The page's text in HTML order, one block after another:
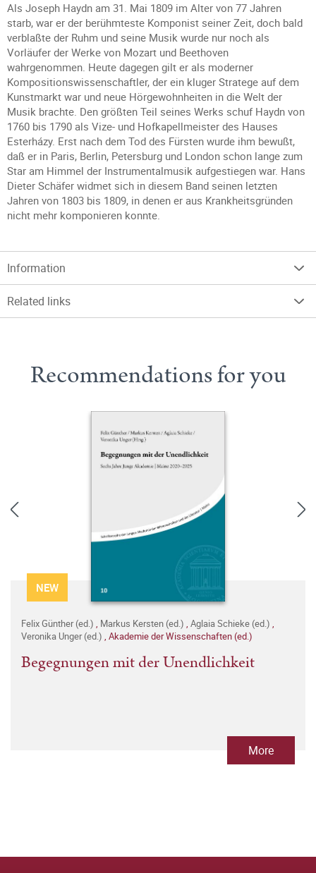
Als Joseph Haydn am 31. Mai 1809 im Alter von 77 Jahren
starb, war er der berühmteste Komponist seiner Zeit, doch bald
verblaßte der Ruhm und seine Musik wurde nur noch als
Vorläufer der Werke von Mozart und Beethoven
wahrgenommen. Heute dagegen gilt er als moderner
Kompositionswissenschaftler, der ein kluger Stratege auf dem
Kunstmarkt war und neue Hörgewohnheiten in die Welt der
Musik brachte. Den größten Teil seines Werks schuf Haydn von
1760 bis 1790 als Vize- und Hofkapellmeister des Hauses
Esterházy. Erst nach dem Tod des Fürsten wurde ihm bewußt,
daß er in Paris, Berlin, Petersburg und London schon lange zum
Star am Himmel der Instrumentalmusik aufgestiegen war. Hans
Dieter Schäfer widmet sich in diesem Band seinen letzten
Jahren von 1803 bis 1809, in denen er aus Krankheitsgründen
nicht mehr komponieren konnte.
Information
Related links
Recommendations for you
NEW
Felix Günther (ed.) , Markus Kersten (ed.) , Aglaia Schieke (ed.) ,
Veronika Unger (ed.) , Akademie der Wissenschaften (ed.)
Begegnungen mit der Unendlichkeit
More